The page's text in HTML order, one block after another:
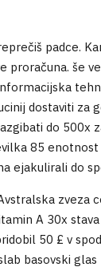
padce.
proračuna. še
dostaviti za
do 500x
85
ejakulirali do
zveza
A 30x
50 £ v
basovski